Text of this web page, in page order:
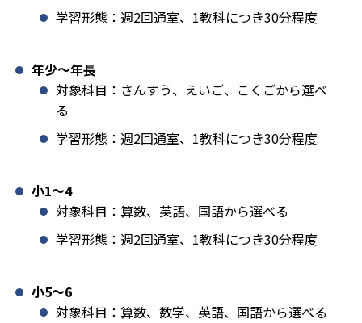
学習形態：週2回通室、1教科につき30分程度
年少〜年長
対象科目：さんすう、えいご、こくごから選べ
る
学習形態：週2回通室、1教科につき30分程度
小1️〜4
対象科目：算数、英語、国語から選べる
学習形態：週2回通室、1教科につき30分程度
小5〜6
対象科目：算数、数学、英語、国語から選べる